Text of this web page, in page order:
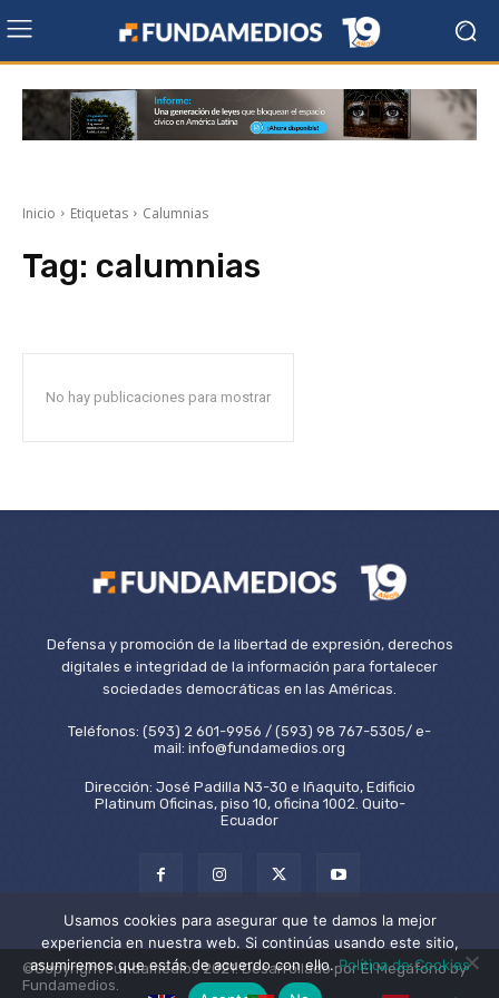
Inicio Etiquetas Calumnias
Tag: calumnias
No hay publicaciones para mostrar
Defensa y promoción de la libertad de expresión, derechos
digitales e integridad de la información para fortalecer
sociedades democráticas en las Américas.
Teléfonos: (593) 2 601-9956 / (593) 98 767-5305/ e-
mail: info@fundamedios.org
Dirección: José Padilla N3-30 e Iñaquito, Edificio
Platinum Oficinas, piso 10, oficina 1002. Quito-
Ecuador
©Copyright Fundamedios 2021. Desarrollado por El Megáfono by
Fundamedios.
Usamos cookies para asegurar que te damos la mejor
experiencia en nuestra web. Si continúas usando este sitio,
asumiremos que estás de acuerdo con ello.Política de Cookies